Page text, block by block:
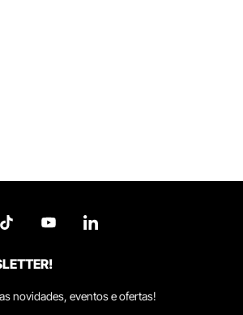
novidades, eventos e ofertas!